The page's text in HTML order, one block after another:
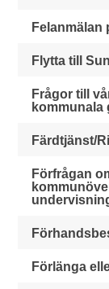
Felanmälan
Flytta till
Frågor till
Färdtjänst/
Förfrågan
Förlänga